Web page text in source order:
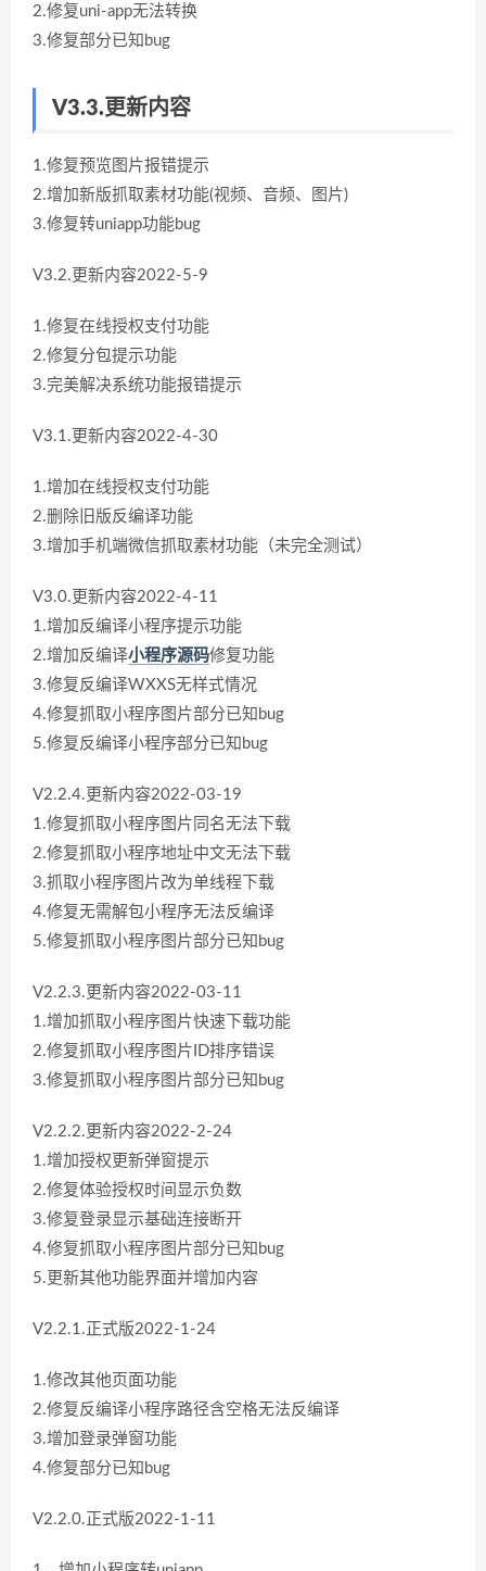
2.修复uni-app无法转换
3.修复部分已知bug
V3.3.更新内容
1.修复预览图片报错提示
2.增加新版抓取素材功能(视频、音频、图片)
3.修复转uniapp功能bug
V3.2.更新内容2022-5-9
1.修复在线授权支付功能
2.修复分包提示功能
3.完美解决系统功能报错提示
V3.1.更新内容2022-4-30
1.增加在线授权支付功能
2.删除旧版反编译功能
3.增加手机端微信抓取素材功能（未完全测试）
V3.0.更新内容2022-4-11
1.增加反编译小程序提示功能
2.增加反编译小程序源码修复功能
3.修复反编译WXXS无样式情况
4.修复抓取小程序图片部分已知bug
5.修复反编译小程序部分已知bug
V2.2.4.更新内容2022-03-19
1.修复抓取小程序图片同名无法下载
2.修复抓取小程序地址中文无法下载
3.抓取小程序图片改为单线程下载
4.修复无需解包小程序无法反编译
5.修复抓取小程序图片部分已知bug
V2.2.3.更新内容2022-03-11
1.增加抓取小程序图片快速下载功能
2.修复抓取小程序图片ID排序错误
3.修复抓取小程序图片部分已知bug
V2.2.2.更新内容2022-2-24
1.增加授权更新弹窗提示
2.修复体验授权时间显示负数
3.修复登录显示基础连接断开
4.修复抓取小程序图片部分已知bug
5.更新其他功能界面并增加内容
V2.2.1.正式版2022-1-24
1.修改其他页面功能
2.修复反编译小程序路径含空格无法反编译
3.增加登录弹窗功能
4.修复部分已知bug
V2.2.0.正式版2022-1-11